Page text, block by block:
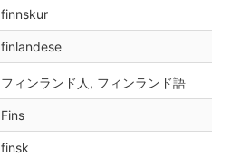
finnskur
finlandese
フィンランド人, フィンランド語
Fins
finsk